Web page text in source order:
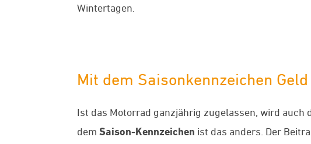
Wintertagen.
Mit dem Saisonkennzeichen
Ist das Motorrad ganzjährig zugelassen, wird
dem Saison-Kennzeichen ist das anders. Der